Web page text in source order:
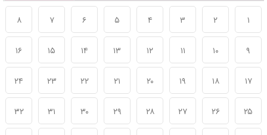
۱ ۲ ۳ ۴ ۵ ۶ ۷ ۸
۹ ۱۰ ۱۱ ۱۲ ۱۳ ۱۴ ۱۵ ۱۶
۱۷ ۱۸ ۱۹ ۲۰ ۲۱ ۲۲ ۲۳ ۲۴
۲۵ ۲۶ ۲۷ ۲۸ ۲۹ ۳۰ ۳۱ ۳۲